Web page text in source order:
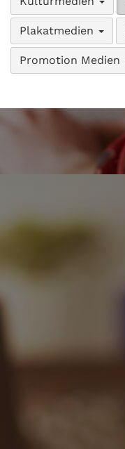
Plakatmedien
Promotion Medien